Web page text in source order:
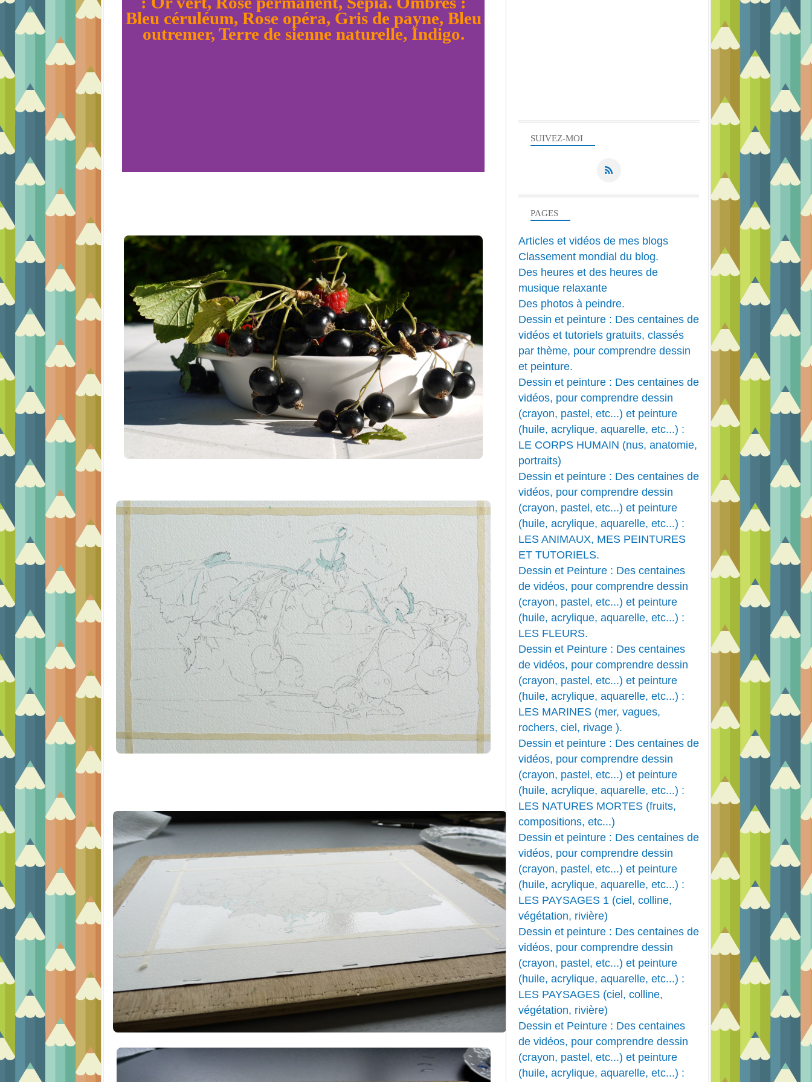
SUIVEZ-MOI
PAGES
Articles et vidéos de mes blogs
Classement mondial du blog.
Des heures et des heures de
musique relaxante
Des photos à peindre.
Dessin et peinture : Des centaines de
vidéos et tutoriels gratuits, classés
par thème, pour comprendre dessin
et peinture.
Dessin et peinture : Des centaines de
vidéos, pour comprendre dessin
(crayon, pastel, etc...) et peinture
(huile, acrylique, aquarelle, etc...) :
LE CORPS HUMAIN (nus, anatomie,
portraits)
Dessin et peinture : Des centaines de
vidéos, pour comprendre dessin
(crayon, pastel, etc...) et peinture
(huile, acrylique, aquarelle, etc...) :
LES ANIMAUX, MES PEINTURES
ET TUTORIELS.
Dessin et Peinture : Des centaines
de vidéos, pour comprendre dessin
(crayon, pastel, etc...) et peinture
(huile, acrylique, aquarelle, etc...) :
LES FLEURS.
Dessin et Peinture : Des centaines
de vidéos, pour comprendre dessin
(crayon, pastel, etc...) et peinture
(huile, acrylique, aquarelle, etc...) :
LES MARINES (mer, vagues,
rochers, ciel, rivage ).
Dessin et peinture : Des centaines de
vidéos, pour comprendre dessin
(crayon, pastel, etc...) et peinture
(huile, acrylique, aquarelle, etc...) :
LES NATURES MORTES (fruits,
compositions, etc...)
Dessin et peinture : Des centaines de
vidéos, pour comprendre dessin
(crayon, pastel, etc...) et peinture
(huile, acrylique, aquarelle, etc...) :
LES PAYSAGES 1 (ciel, colline,
végétation, rivière)
Dessin et peinture : Des centaines de
vidéos, pour comprendre dessin
(crayon, pastel, etc...) et peinture
(huile, acrylique, aquarelle, etc...) :
LES PAYSAGES (ciel, colline,
végétation, rivière)
Dessin et Peinture : Des centaines
de vidéos, pour comprendre dessin
(crayon, pastel, etc...) et peinture
(huile, acrylique, aquarelle, etc...) :